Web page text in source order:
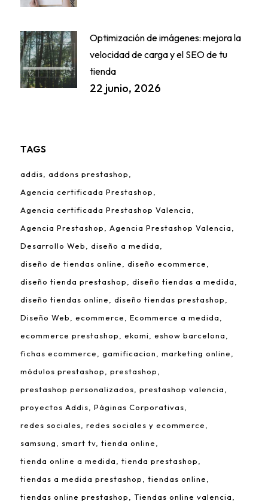
Optimización de imágenes: mejora la
velocidad de carga y el SEO de tu
tienda
22 junio, 2026
TAGS
addis
addons prestashop
Agencia certificada Prestashop
Agencia certificada Prestashop Valencia
Agencia Prestashop
Agencia Prestashop Valencia
Desarrollo Web
diseño a medida
diseño de tiendas online
diseño ecommerce
diseño tienda prestashop
diseño tiendas a medida
diseño tiendas online
diseño tiendas prestashop
Diseño Web
ecommerce
Ecommerce a medida
ecommerce prestashop
ekomi
eshow barcelona
fichas ecommerce
gamificacion
marketing online
módulos prestashop
prestashop
prestashop personalizados
prestashop valencia
proyectos Addis
Páginas Corporativas
redes sociales
redes sociales y ecommerce
samsung
smart tv tienda online
tienda online a medida
tienda prestashop
tiendas a medida prestashop
tiendas online
tiendas online prestashop
Tiendas online valencia